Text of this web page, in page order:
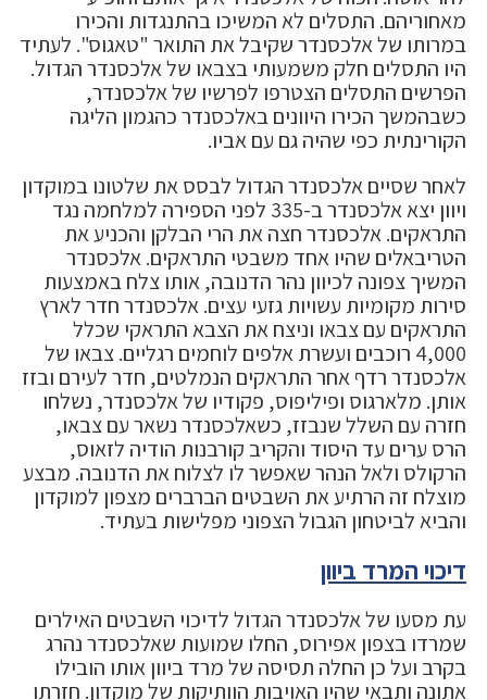
מאחוריהם. התסלים לא המשיכו בהתנגדות והכירו
במרותו של אלכסנדר שקיבל את התואר "טאגוס". לעתיד
היו התסלים חלק משמעותי בצבאו של אלכסנדר הגדול.
הפרשים התסלים הצטרפו לפרשיו של אלכסנדר,
כשבהמשך הכירו היוונים באלכסנדר כהגמון הליגה
הקורינתית כפי שהיה גם עם אביו.
לאחר שסיים אלכסנדר הגדול לבסס את שלטונו במוקדון
ויוון יצא אלכסנדר ב-335 לפני הספירה למלחמה נגד
התראקים. אלכסנדר חצה את הרי הבלקן והכניע את
הטריבאלים שהיו אחד משבטי התראקים. אלכסנדר
המשיך צפונה לכיוון נהר הדנובה, אותו צלח באמצעות
סירות מקומיות עשויות גזעי עצים. אלכסנדר חדר לארץ
התראקים עם צבאו וניצח את הצבא התראקי שכלל
4,000 רוכבים ועשרת אלפים לוחמים רגליים. צבאו של
אלכסנדר רדף אחר התראקים הנמלטים, חדר לעירם ובזז
אותן. מלארגוס ופיליפוס, פקודיו של אלכסנדר, נשלחו
חזרה עם השלל שנבזז, כשאלכסנדר נשאר עם צבאו,
הרס ערים עד היסוד והקריב קורבנות הודיה לזאוס,
הרקולס ולאל הנהר שאפשר לו לצלוח את הדנובה. מבצע
מוצלח זה הרתיע את השבטים הברברים מצפון למוקדון
והביא לביטחון הגבול הצפוני מפלישות בעתיד.
דיכוי המרד ביוון
עת מסעו של אלכסנדר הגדול לדיכוי השבטים האילרים
שמרדו בצפון אפירוס, החלו שמועות שאלכסנדר נהרג
בקרב ועל כן החלה תסיסה של מרד ביוון אותו הובילו
אתונה ותבאי שהיו האויבות הוותיקות של מוקדון. חזרתו